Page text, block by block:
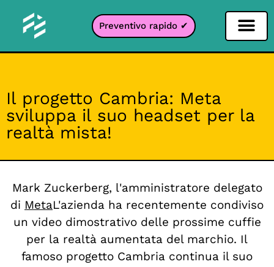
Preventivo rapido ✔
Il progetto Cambria: Meta
sviluppa il suo headset per la
realtà mista!
Mark Zuckerberg, l'amministratore delegato
di MetaL'azienda ha recentemente condiviso
un video dimostrativo delle prossime cuffie
per la realtà aumentata del marchio. Il
famoso progetto Cambria continua il suo